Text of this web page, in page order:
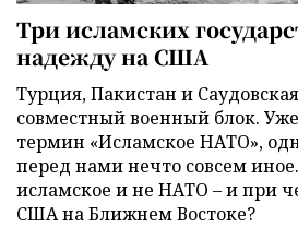
Три исламских
надежду на США
Турция, Пакистан и
совместный военный блок.
термин «Исламское НАТО»,
перед нами нечто совсем
исламское и не НАТО – и при
США на Ближнем Востоке?